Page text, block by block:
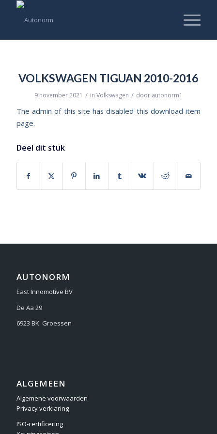
VOLKSWAGEN TIGUAN 2010-2016
9 november 2021 / in Volkswagen / door autonorm1
The admin of this site has disabled this download item
page.
Deel dit stuk
AUTONORM
East Innomotive BV
De Aa 29
6923 BK Groessen
ALGEMEEN
Algemene voorwaarden
Privacy verklaring
ISO-certificering